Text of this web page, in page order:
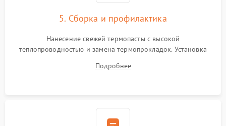
5. Сборка и профилактика
Нанесение свежей термопасты с высокой
теплопроводностью и замена термопрокладок. Установка
шлейфов, модулей памяти и накопителей. Предварительная
Подробнее